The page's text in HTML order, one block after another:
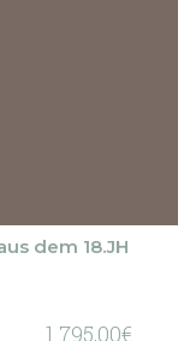
dem 18.JH
1.795,00€